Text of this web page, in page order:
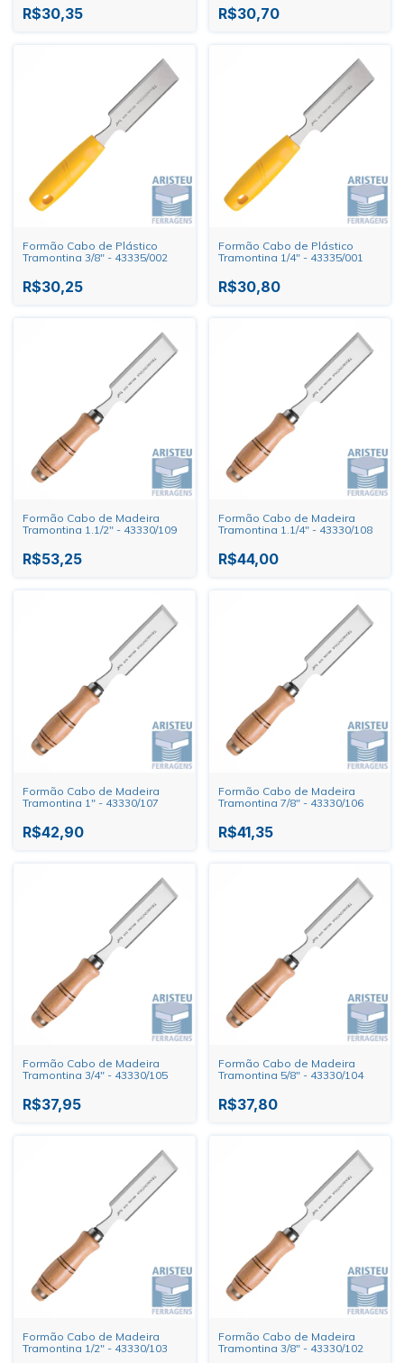
R$30,35 R$30,70
Formão Cabo de Plástico
Tramontina 3/8" - 43335/002
R$30,25
Formão Cabo de Plástico
Tramontina 1/4" - 43335/001
R$30,80
Formão Cabo de Madeira
Tramontina 1.1/2" - 43330/109
R$53,25
Formão Cabo de Madeira
Tramontina 1.1/4" - 43330/108
R$44,00
Formão Cabo de Madeira
Tramontina 1" - 43330/107
R$42,90
Formão Cabo de Madeira
Tramontina 7/8" - 43330/106
R$41,35
Formão Cabo de Madeira
Tramontina 3/4" - 43330/105
R$37,95
Formão Cabo de Madeira
Tramontina 5/8" - 43330/104
R$37,80
Formão Cabo de Madeira
Tramontina 1/2" - 43330/103
Formão Cabo de Madeira
Tramontina 3/8" - 43330/102